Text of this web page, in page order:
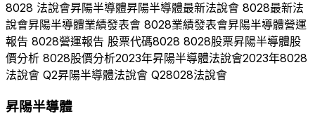
8028 法說會昇陽半導體昇陽半導體最新法說會 8028最新法
說會昇陽半導體業績發表會 8028業績發表會昇陽半導體營運
報告 8028營運報告 股票代碼8028 8028股票昇陽半導體股
價分析 8028股價分析2023年昇陽半導體法說會2023年8028
法說會 Q2昇陽半導體法說會 Q28028法說會
昇陽半導體